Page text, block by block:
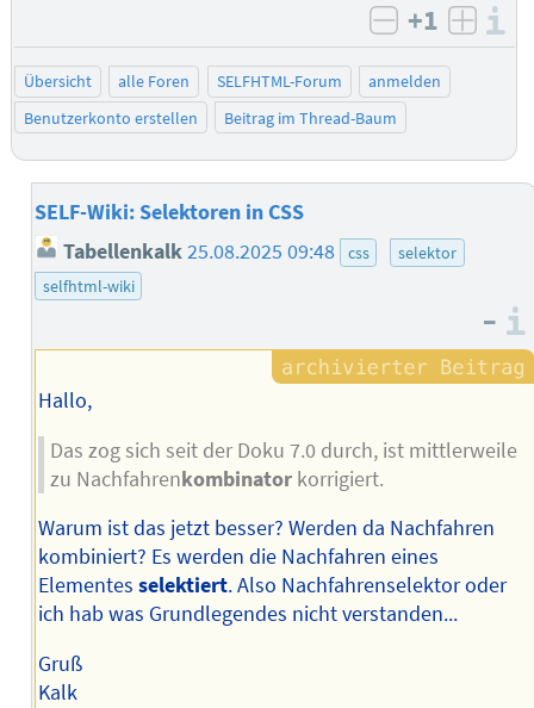
negativ
+1
Übersicht alle Foren SELFHTML-Forum
anmelden
Benutzerkonto erstellen
Beitrag im Thread-Baum
SELF-Wiki: Selektoren in CSS
Tabellenkalk25.08.2025 09:48 css
selektor
selfhtml-wiki
–
Hallo,
Das zog sich seit der Doku 7.0 durch, ist mittlerweile
zu Nachfahrenkombinatorkorrigiert.
Warum ist das jetzt besser? Werden da Nachfahren
kombiniert? Es werden die Nachfahren eines
Elementes selektiert. Also Nachfahrenselektor oder
ich hab was Grundlegendes nicht verstanden...
Gruß
Kalk